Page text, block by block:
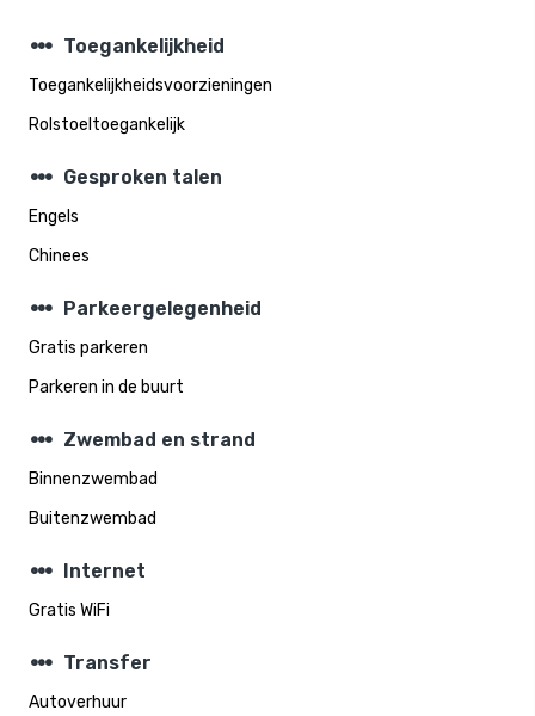
steppers Toegankelijkheid
Toegankelijkheidsvoorzieningen
Rolstoeltoegankelijk
steppers Gesproken talen
Engels
Chinees
steppers Parkeergelegenheid
Gratis parkeren
Parkeren in de buurt
steppers Zwembad en strand
Binnenzwembad
Buitenzwembad
steppers Internet
Gratis WiFi
steppers Transfer
Autoverhuur